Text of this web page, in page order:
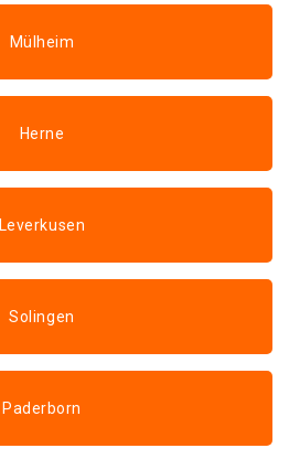
Mülheim
Herne
Leverkusen
Solingen
Paderborn